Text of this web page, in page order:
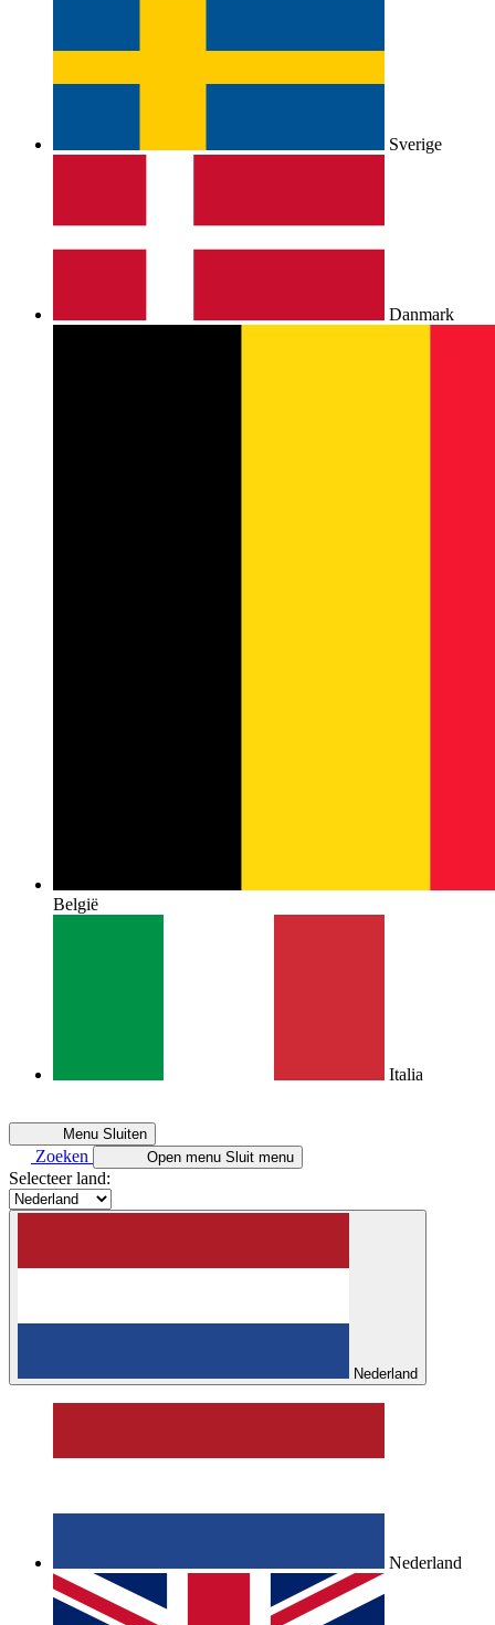
Sverige
Danmark
België
Italia
Menu Sluiten
Zoeken Open menu Sluit menu
Selecteer land:
Nederland
Nederland